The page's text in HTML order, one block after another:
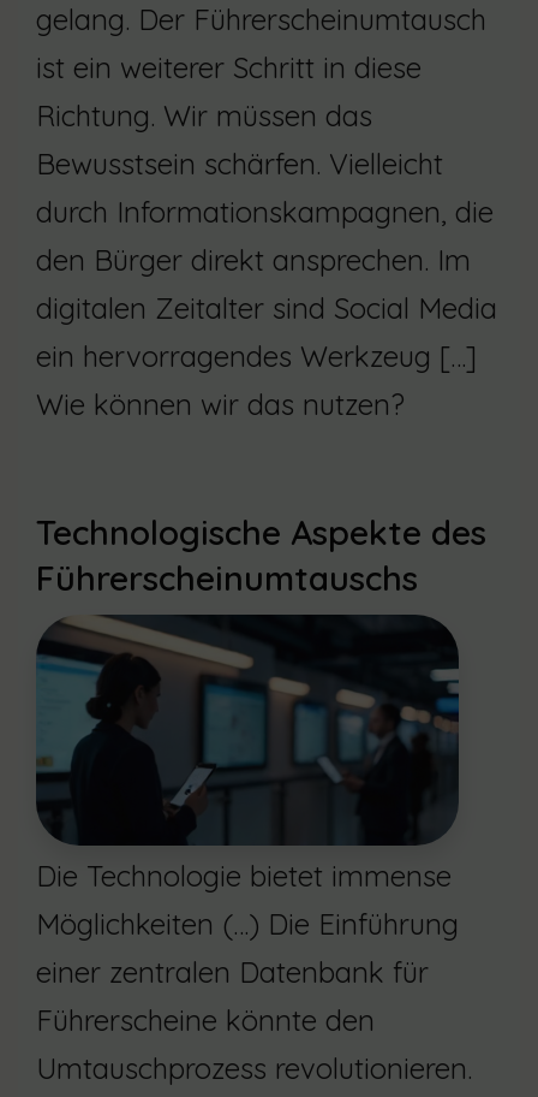
gelang. Der Führerscheinumtausch
ist ein weiterer Schritt in diese
Richtung. Wir müssen das
Bewusstsein schärfen. Vielleicht
durch Informationskampagnen, die
den Bürger direkt ansprechen. Im
digitalen Zeitalter sind Social Media
ein hervorragendes Werkzeug […]
Wie können wir das nutzen?
Technologische Aspekte des
Führerscheinumtauschs
Die Technologie bietet immense
Möglichkeiten (…) Die Einführung
einer zentralen Datenbank für
Führerscheine könnte den
Umtauschprozess revolutionieren.